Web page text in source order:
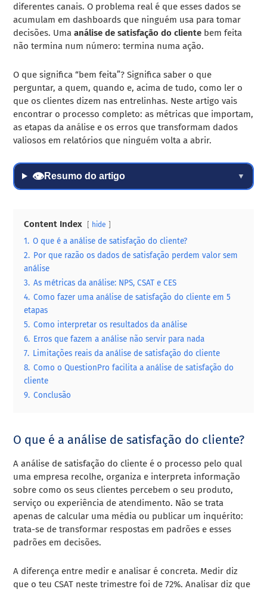
diferentes canais. O problema real é que esses dados se
acumulam em dashboards que ninguém usa para tomar
decisões. Umaanálise de satisfação do cliente bem feita
não termina num número: termina numa ação.
O que significa “bem feita”? Significa saber o que
perguntar, a quem, quando e, acima de tudo, como ler o
que os clientes dizem nas entrelinhas. Neste artigo vais
encontrar o processo completo: as métricas que importam,
as etapas da análise e os erros que transformam dados
valiosos em relatórios que ninguém volta a abrir.
👁Resumo do artigo ▼
Content Index hide
1. O que é a análise de satisfação do cliente?
2. Por que razão os dados de satisfação perdem valor sem
análise
3. As métricas da análise: NPS, CSAT e CES
4. Como fazer uma análise de satisfação do cliente em 5
etapas
5. Como interpretar os resultados da análise
6. Erros que fazem a análise não servir para nada
7. Limitações reais da análise de satisfação do cliente
8. Como o QuestionPro facilita a análise de satisfação do
cliente
9. Conclusão
O que é a análise de satisfação do cliente?
A análise de satisfação do cliente é o processo pelo qual
uma empresa recolhe, organiza e interpreta informação
sobre como os seus clientes percebem o seu produto,
serviço ou experiência de atendimento. Não se trata
apenas de calcular uma média ou publicar um inquérito:
trata-se de transformar respostas em padrões e esses
padrões em decisões.
A diferença entre medir e analisar é concreta. Medir diz
que o teu CSAT neste trimestre foi de 72%. Analisar diz que